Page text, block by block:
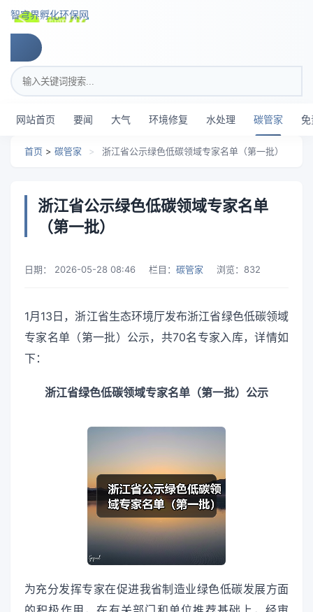
智穹界孵化环保网
搜索关键词
网站首页 要闻 大气 环境修复 水处理 碳管家 免
首页 > 碳管家 > 浙江省公示绿色低碳领域专家名单（第一批）
浙江省公示绿色低碳领域专家名单
（第一批）
日期： 2026-05-28 08:46 栏目： 碳管家 浏览： 832
1月13日，浙江省生态环境厅发布浙江省绿色低碳领域
专家名单（第一批）公示，共70名专家入库，详情如
下：
浙江省绿色低碳领域专家名单（第一批）公示
为充分发挥专家在促进我省制造业绿色低碳发展方面